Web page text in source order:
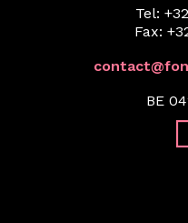
Tel:
Fax:
BE